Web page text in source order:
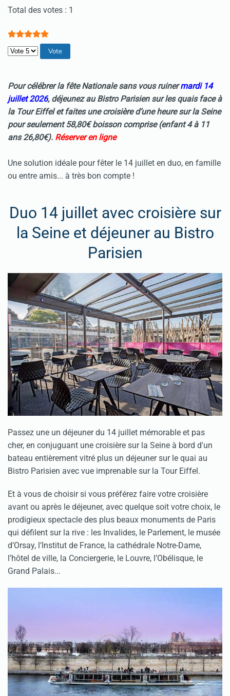
Vote utilisateur:5/
Total des votes : 1
Veuillez voter
Pour célébrer la fête Nationale sans vous ruinermardi 14
juillet 2026, déjeunez au Bistro Parisien sur les quais face à
la Tour Eiffel et faites une croisière d’une heure sur la Seine
pour seulement 58,80€ boisson comprise (enfant 4 à 11
ans 26,80€). Réserver en ligne
Une solution idéale pour fêter le 14 juillet en duo, en famille
ou entre amis... à très bon compte !
Duo 14 juillet avec croisière sur
la Seine et déjeuner au Bistro
Parisien
Passez une un déjeuner du 14 juillet mémorable et pas
cher, en conjuguant une croisière sur la Seine à bord d'un
bateau entièrement vitré plus un déjeuner sur le quai au
Bistro Parisien avec vue imprenable sur la Tour Eiffel.
Et à vous de choisir si vous préférez faire votre croisière
avant ou après le déjeuner, avec quelque soit votre choix, le
prodigieux spectacle des plus beaux monuments de Paris
qui défilent sur la rive : les Invalides, le Parlement, le musée
d’Orsay, l’Institut de France, la cathédrale Notre-Dame,
l’hôtel de ville, la Conciergerie, le Louvre, l’Obélisque, le
Grand Palais...